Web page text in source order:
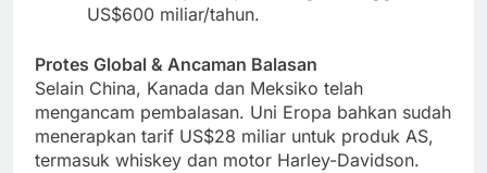
US$600 miliar/tahun.
Protes Global & Ancaman Balasan
Selain China, Kanada dan Meksiko telah
mengancam pembalasan. Uni Eropa bahkan sudah
menerapkan tarif US$28 miliar untuk produk AS,
termasuk whiskey dan motor Harley-Davidson.